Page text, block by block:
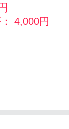
4,000円